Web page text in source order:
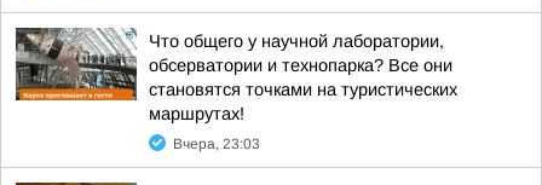
Что общего у научной лаборатории,
обсерватории и технопарка? Все они
становятся точками на туристических
маршрутах!
Вчера, 23:03